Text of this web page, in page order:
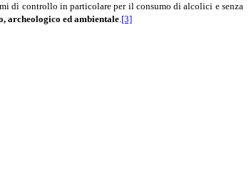
dì controllo in particolare per il consumo di alcolici e senza
archeologico ed ambientale.[3]